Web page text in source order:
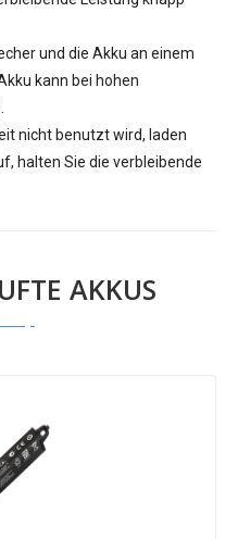
und die Akku an einem
kann bei hohen
nicht benutzt wird, laden
halten Sie die verbleibende
AKKUS